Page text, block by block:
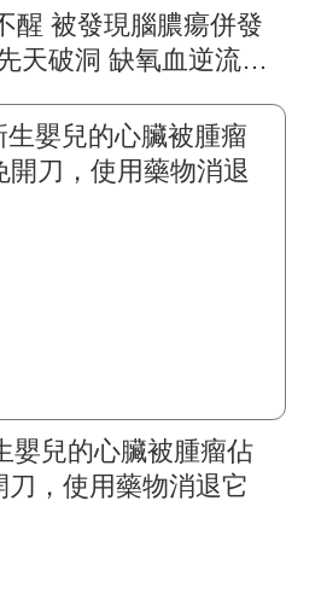
醒 被發現腦膿瘍併發
天破洞 缺氧血逆流
嬰兒的心臟被腫瘤佔
，使用藥物消退它